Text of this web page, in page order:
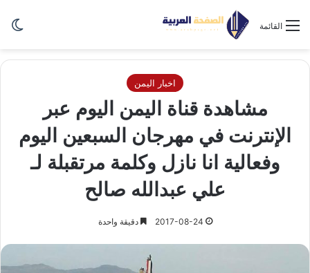
القائمة
اخبار اليمن
مشاهدة قناة اليمن اليوم عبر
الإنترنت في مهرجان السبعين اليوم
وفعالية انا نازل وكلمة مرتقبلة لـ
علي عبدالله صالح
2017-08-24 دقيقة واحدة